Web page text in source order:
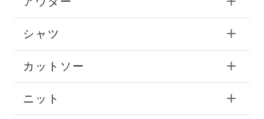
シャツ
カットソー
ニット